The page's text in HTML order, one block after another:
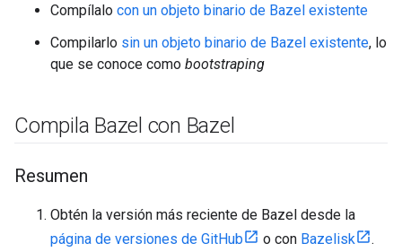
Compílalo con un objeto binario de Bazel existente
Compilarlo sin un objeto binario de Bazel existente, lo
que se conoce como bootstraping
Compila Bazel con Bazel
Resumen
Obtén la versión más reciente de Bazel desde la
página de versiones de GitHub
o con Bazelisk .